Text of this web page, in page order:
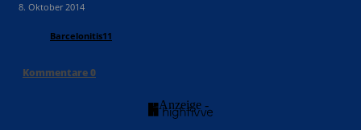
8. Oktober 2014
Barcelonitis11
Kommentare0
- Anzeige -